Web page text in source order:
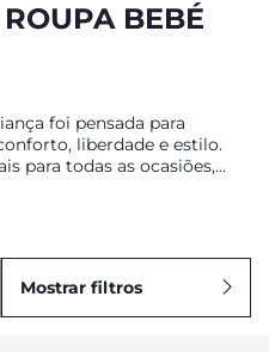
BEBÉ
foi pensada para
liberdade e estilo.
para todas as ocasiões,
Mostrar filtros